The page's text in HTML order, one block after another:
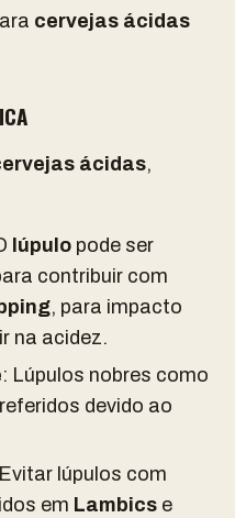
cervejas ácidas
ácidas,
lúpulo pode ser
contribuir com
, para impacto
na acidez.
: Lúpulos nobres como
devido ao
lúpulos com
em Lambics e